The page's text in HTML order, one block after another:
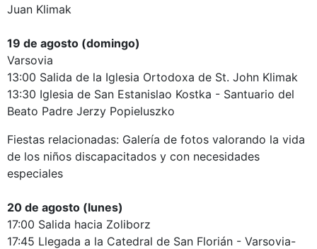
Juan Klimak
19 de agosto (domingo)
Varsovia
13:00 Salida de la Iglesia Ortodoxa de St. John Klimak
13:30 Iglesia de San Estanislao Kostka - Santuario del
Beato Padre Jerzy Popieluszko
Fiestas relacionadas: Galería de fotos valorando la vida
de los niños discapacitados y con necesidades
especiales
20 de agosto (lunes)
17:00 Salida hacia Zoliborz
17:45 Llegada a la Catedral de San Florián - Varsovia-